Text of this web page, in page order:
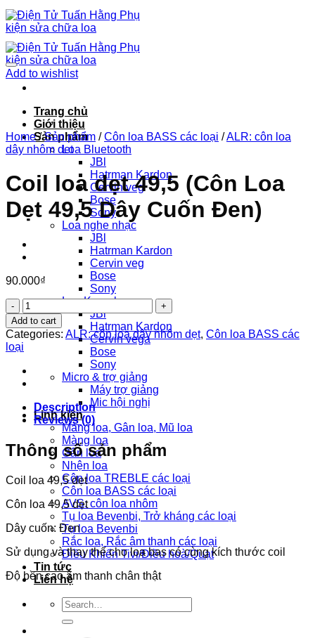
Chuyển
đến
nội
dung
Trang chủ
Giới thiệu
Sản phẩm
Loa Bluetooth
JBl
Hatrman Kardon
Cervin veg
Bose
Sony
Loa nghe nhạc
JBl
Hatrman Kardon
Cervin veg
Bose
Sony
Loa Karaoke
JBl
Hatrman Kardon
Cervin vega
Bose
Sony
Micro & trợ giảng
Máy trợ giảng
Mic hội nghị
Linh kiện
Màng loa, Gân loa, Mũ loa
Màng loa
Gân loa
Nhện loa
Côn loa TREBLE các loại
Côn loa BASS các loại
AVS: côn loa nhôm
Tụ loa Bevenbi, Trở kháng các loại
Tụ loa Bevenbi
Rắc loa, Rắc âm thanh các loại
Điều Khiển Tivi/Điều hoà/Quạt
Tin tức
Liên hệ
Search
for:
Add to wishlist
Home / Sản phẩm / Côn loa BASS các loại /ALR: côn loa
dây nhôm dẹt
Coil loa dẹt 49,5 (Côn Loa
Dẹt 49,5 Dây Cuốn Đen)
90.000₫
Coil
loa
dẹt
49,5
(Côn
Loa
Dẹt
Dây
Cuốn
quantity
Add to cart
Categories: ALR: côn loa dây nhôm dẹt, Côn loa BASS các
loại
Description
Reviews (0)
Thông số sản phẩm
Coil loa 49,5 dẹt
Côn loa 49,5 dẹt
Dây cuốn: Đen
Sử dụng và thay thế cho loa bas có cùng kích thước coil
Độ bền cao âm thanh chân thật